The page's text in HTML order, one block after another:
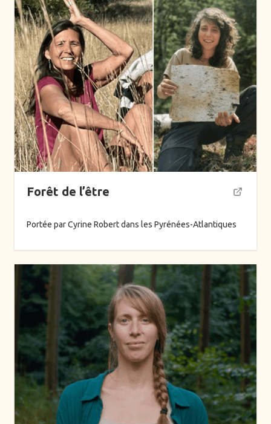
Forêt de l’être
Portée par Cyrine Robert dans les Pyrénées-Atlantiques